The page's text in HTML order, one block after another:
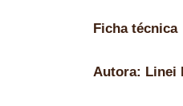
Ficha técnica
Autora: Linei